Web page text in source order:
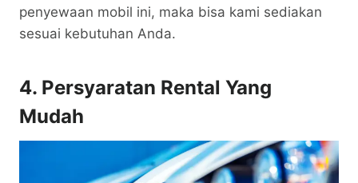
penyewaan mobil ini, maka bisa kami sediakan
sesuai kebutuhan Anda.
4. Persyaratan Rental Yang
Mudah